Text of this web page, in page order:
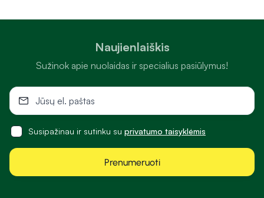
Naujienlaiškis
Sužinok apie nuolaidas ir specialius pasiūlymus!
Susipažinau ir sutinku su privatumo taisyklėmis
Prenumeruoti